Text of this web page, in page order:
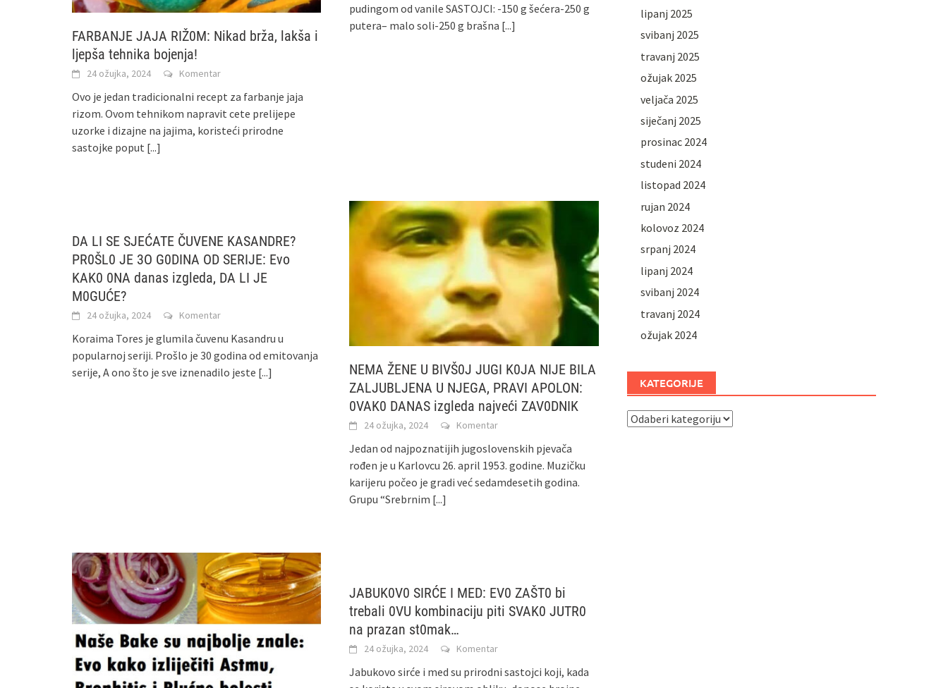
FARBANJE JAJA RIŽ0M: Nikad brža, lakša i
ljepša tehnika bojenja!
24 ožujka, 2024 Komentar
Ovo je jedan tradicionalni recept za farbanje jaja
rizom. Ovom tehnikom napravit cete prelijepe
uzorke i dizajne na jajima, koristeći prirodne
sastojke poput [...]
pudingom od vanile SASTOJCI: -150 g šećera-250 g
putera– malo soli-250 g brašna [...]
DA LI SE SJEĆATE ČUVENE KASANDRE?
PR0ŠL0 JE 3O G0DINA OD SERIJE: Evo
KAK0 0NA danas izgleda, DA LI JE
M0GUĆE?
24 ožujka, 2024 Komentar
Koraima Tores je glumila čuvenu Kasandru u
popularnoj seriji. Prošlo je 30 godina od emitovanja
serije, A ono što je sve iznenadilo jeste [...]
NEMA ŽENE U BIVŠ0J JUGI K0JA NIJE BILA
ZALJUBLJENA U NJEGA, PRAVI APOLON:
0VAK0 DANAS izgleda najveći ZAV0DNIK
24 ožujka, 2024 Komentar
Jedan od najpoznatijih jugoslovenskih pjevača
rođen je u Karlovcu 26. april 1953. godine. Muzičku
karijeru počeo je gradi već sedamdesetih godina.
Grupu “Srebrnim [...]
JABUK0V0 SIRĆE I MED: EV0 ZAŠT0 bi
trebali 0VU kombinaciju piti SVAK0 JUTR0
na prazan st0mak…
24 ožujka, 2024 Komentar
Jabukovo sirće i med su prirodni sastojci koji, kada
lipanj 2025
svibanj 2025
travanj 2025
ožujak 2025
veljača 2025
siječanj 2025
prosinac 2024
studeni 2024
listopad 2024
rujan 2024
kolovoz 2024
srpanj 2024
lipanj 2024
svibanj 2024
travanj 2024
ožujak 2024
KATEGORIJE
Kategorije